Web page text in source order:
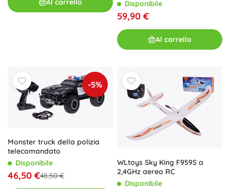
Al carrello Disponibile
59,90 €
Al carrello
-5%
Monster truck della polizia
telecomandato
Disponibile
46,50 €48,50 €
WLtoys Sky King F959S a
2,4GHz aereo RC
Disponibile